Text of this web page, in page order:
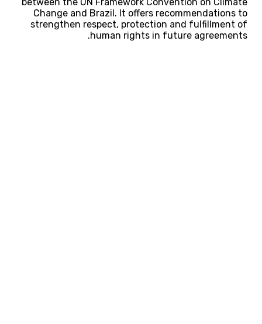
Change and Brazil. It offers recommendations to
strengthen respect, protection and fulfillment of
human rights in future agreements.